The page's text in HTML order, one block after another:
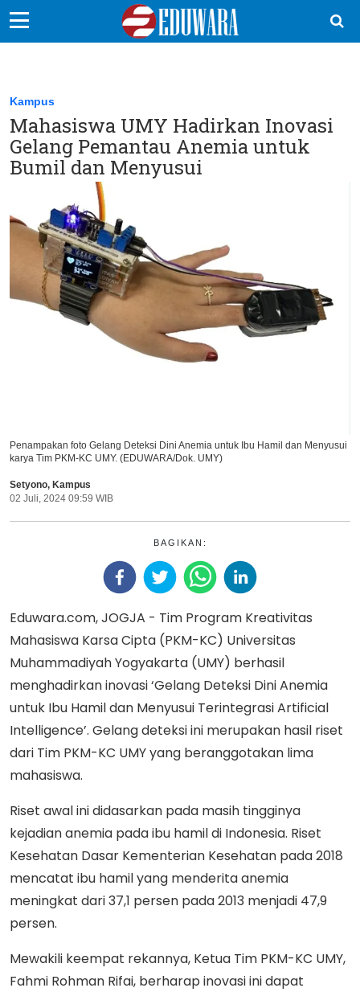
Sekolah Kita
Vokasi
Kampus
Sains
EduDana
Ikuti Kami di:
Kampus
Mahasiswa UMY Hadirkan Inovasi
Gelang Pemantau Anemia untuk
Bumil dan Menyusui
Penampakan foto Gelang Deteksi Dini Anemia untuk Ibu Hamil dan Menyusui
karya Tim PKM-KC UMY. (EDUWARA/Dok. UMY)
Setyono, Kampus
02 Juli, 2024 09:59 WIB
BAGIKAN:
Eduwara.com, JOGJA - Tim Program Kreativitas
Mahasiswa Karsa Cipta (PKM-KC) Universitas
Muhammadiyah Yogyakarta (UMY) berhasil
menghadirkan inovasi ‘Gelang Deteksi Dini Anemia
untuk Ibu Hamil dan Menyusui Terintegrasi Artificial
Intelligence’. Gelang deteksi ini merupakan hasil riset
dari Tim PKM-KC UMY yang beranggotakan lima
mahasiswa.
Riset awal ini didasarkan pada masih tingginya
kejadian anemia pada ibu hamil di Indonesia. Riset
Kesehatan Dasar Kementerian Kesehatan pada 2018
mencatat ibu hamil yang menderita anemia
meningkat dari 37,1 persen pada 2013 menjadi 47,9
persen.
Mewakili keempat rekannya, Ketua Tim PKM-KC UMY,
Fahmi Rohman Rifai, berharap inovasi ini dapat